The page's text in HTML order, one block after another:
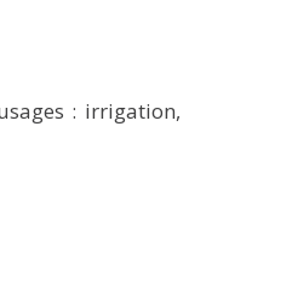
: irrigation,